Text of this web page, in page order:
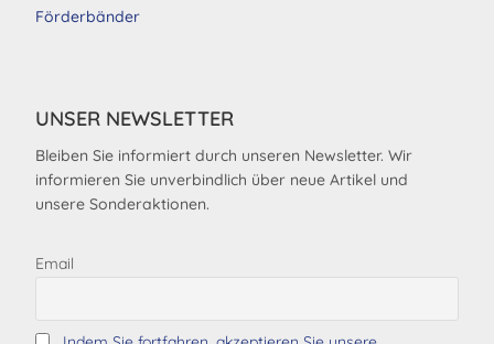
Förderbänder
UNSER NEWSLETTER
Bleiben Sie informiert durch unseren Newsletter. Wir
informieren Sie unverbindlich über neue Artikel und
unsere Sonderaktionen.
Email